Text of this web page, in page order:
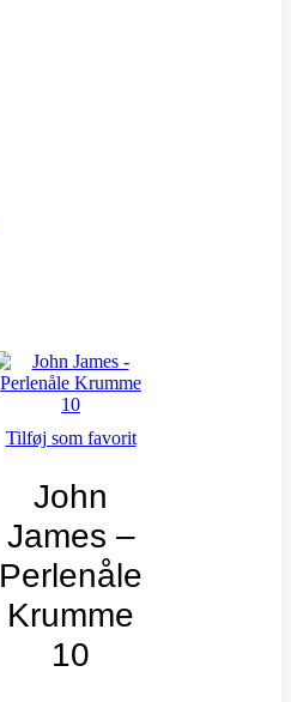
Tilføj som favorit
John
James –
Perlenåle
Krumme
10